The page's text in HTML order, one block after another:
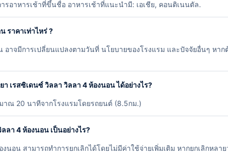
อาหารเช้าที่ขึ้นชื่อ อาหารเช้าที่แนะนำมี: เอเชีย, คอนติเนนตัล.
ราคาเท่าไหร่ ?
าจมีการเปลี่ยนแปลงตามวันที่ นโยบายของโรงแรม และปัจจัยอื่นๆ หา
เรสซิเดนซ์ วิลลา วิลลา 4 ห้องนอน ได้อย่างไร?
ณ 20 นาทีจากโรงแรมโดยรถยนต์ (8.5กม.)
ลา 4 ห้องนอน เป็นอย่างไร?
อน สามารถทำการยกเลิกได้โดยไม่มีค่าใช้จ่ายเพิ่มเติม หากยกเลิกหลา